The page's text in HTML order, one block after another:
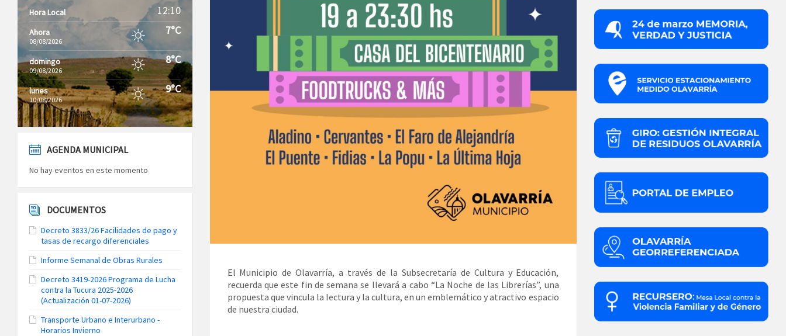
El Municipio de Olavarría, a través de la Subsecretaría de Cultura y Educación,
recuerda que este fin de semana se llevará a cabo “La Noche de las Librerías”, una
propuesta que vincula la lectura y la cultura, en un emblemático y atractivo espacio
de nuestra ciudad.
Hora Local 12:10
Ahora
08/08/2026
7°C
domingo
09/08/2026
8°C
lunes
10/08/2026
9°C
AGENDA MUNICIPAL
No hay eventos en este momento
DOCUMENTOS
Decreto 3833/26 Facilidades de pago y
tasas de recargo diferenciales
Informe Semanal de Obras Rurales
Decreto 3419-2026 Programa de Lucha
contra la Tucura 2025-2026
(Actualización 01-07-2026)
Transporte Urbano e Interurbano -
Horarios Invierno